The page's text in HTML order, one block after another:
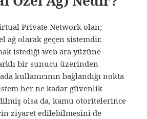
Private Network olan;
ağ olarak geçen sistemdir.
istediği web ara yüzüne
bir sunucu üzerinden
kullanıcının bağlandığı nokta
her ne kadar güvenlik
olsa da, kamu otoritelerince
ziyaret edilebilmesini de